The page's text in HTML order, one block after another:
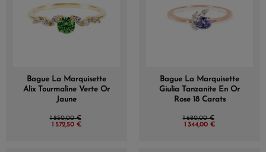
Bague La Marquisette
Alix Tourmaline Verte Or
Jaune
1 850,00 €
1 572,50 €
Bague La Marquisette
Giulia Tanzanite En Or
Rose 18 Carats
1 680,00 €
1 344,00 €